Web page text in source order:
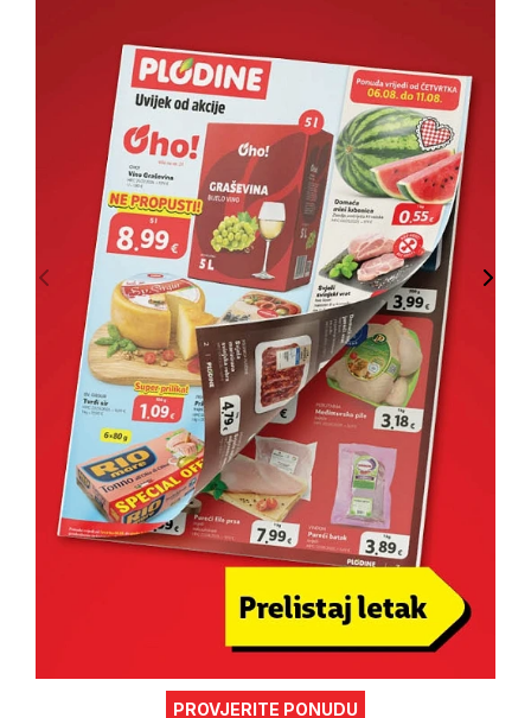
PROVJERITE PONUDU